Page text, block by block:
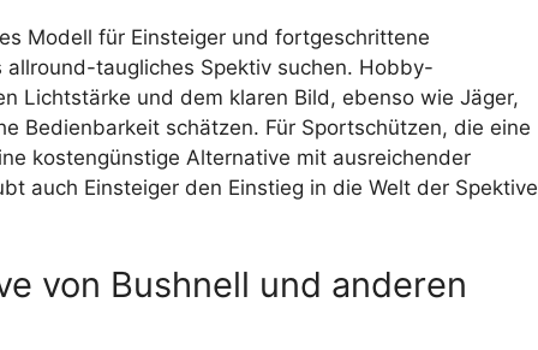
Modell für Einsteiger und fortgeschrittene
taugliches Spektiv suchen. Hobby-
Lichtstärke und dem klaren Bild, ebenso wie Jäger,
Bedienbarkeit schätzen. Für Sportschützen, die eine
kostengünstige Alternative mit ausreichender
auch Einsteiger den Einstieg in die Welt der Spektive
von Bushnell und anderen